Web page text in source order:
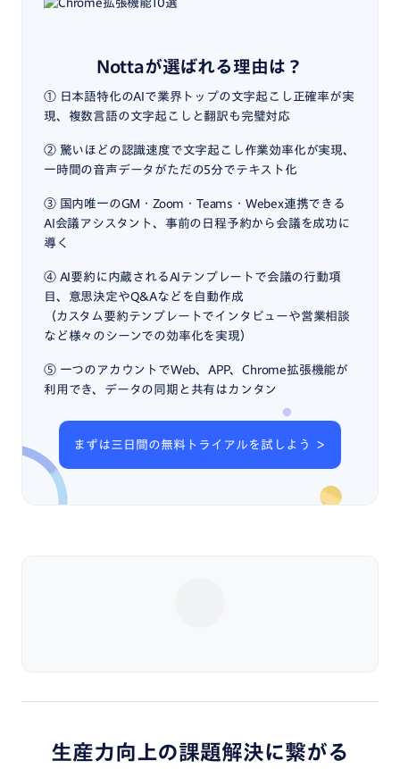
Nottaが選ばれる理由は？
① 日本語特化のAIで業界トップの文字起こし正確率が実
現、複数言語の文字起こしと翻訳も完璧対応
② 驚いほどの認識速度で文字起こし作業効率化が実現、
一時間の音声データがただの5分でテキスト化
③ 国内唯一のGM・Zoom・Teams・Webex連携できる
AI会議アシスタント、事前の日程予約から会議を成功に
導く
④ AI要約に内蔵されるAIテンプレートで会議の行動項
目、意思決定やQ&Aなどを自動作成
（カスタム要約テンプレートでインタビューや営業相談
など様々のシーンでの効率化を実現）
⑤ 一つのアカウントでWeb、APP、Chrome拡張機能が
利用でき、データの同期と共有はカンタン
まずは三日間の無料トライアルを試しよう ＞
生産力向上の課題解決に繋がる